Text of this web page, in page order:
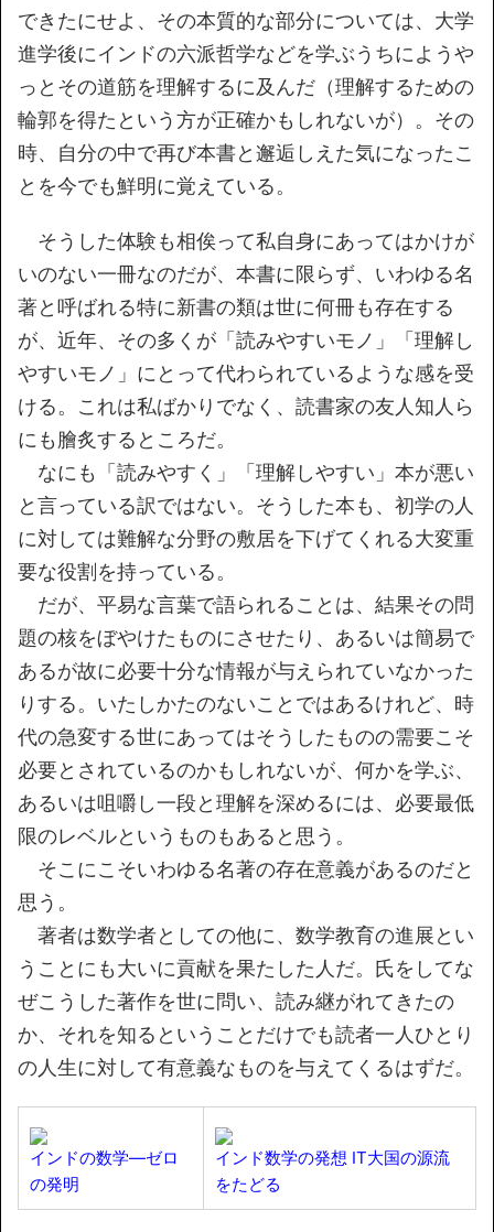
できたにせよ、その本質的な部分については、大学
進学後にインドの六派哲学などを学ぶうちにようや
っとその道筋を理解するに及んだ（理解するための
輪郭を得たという方が正確かもしれないが）。その
時、自分の中で再び本書と邂逅しえた気になったこ
とを今でも鮮明に覚えている。
そうした体験も相俟って私自身にあってはかけが
いのない一冊なのだが、本書に限らず、いわゆる名
著と呼ばれる特に新書の類は世に何冊も存在する
が、近年、その多くが「読みやすいモノ」「理解し
やすいモノ」にとって代わられているような感を受
ける。これは私ばかりでなく、読書家の友人知人ら
にも膾炙するところだ。
なにも「読みやすく」「理解しやすい」本が悪い
と言っている訳ではない。そうした本も、初学の人
に対しては難解な分野の敷居を下げてくれる大変重
要な役割を持っている。
だが、平易な言葉で語られることは、結果その問
題の核をぼやけたものにさせたり、あるいは簡易で
あるが故に必要十分な情報が与えられていなかった
りする。いたしかたのないことではあるけれど、時
代の急変する世にあってはそうしたものの需要こそ
必要とされているのかもしれないが、何かを学ぶ、
あるいは咀嚼し一段と理解を深めるには、必要最低
限のレベルというものもあると思う。
そこにこそいわゆる名著の存在意義があるのだと
思う。
著者は数学者としての他に、数学教育の進展とい
うことにも大いに貢献を果たした人だ。氏をしてな
ぜこうした著作を世に問い、読み継がれてきたの
か、それを知るということだけでも読者一人ひとり
の人生に対して有意義なものを与えてくるはずだ。
インドの数学―ゼロ
の発明
インド数学の発想 IT大国の源流
をたどる